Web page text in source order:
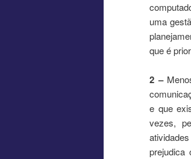
uma
que é
2 –
e que
vezes,
prejudica